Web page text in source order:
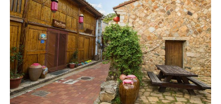
双心石滬
金門
大陸までわずか2100メートルという距離にある金
門は丘陵地で、主に花崗片麻岩で構成されていま
す。金門の歴史は戦争との係わりが深く、「戦争